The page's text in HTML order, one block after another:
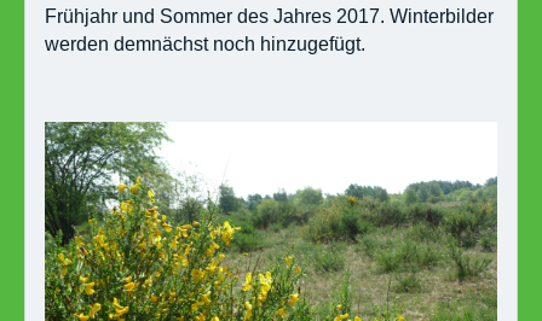
Frühjahr und Sommer des Jahres 2017. Winterbilder
werden demnächst noch hinzugefügt.